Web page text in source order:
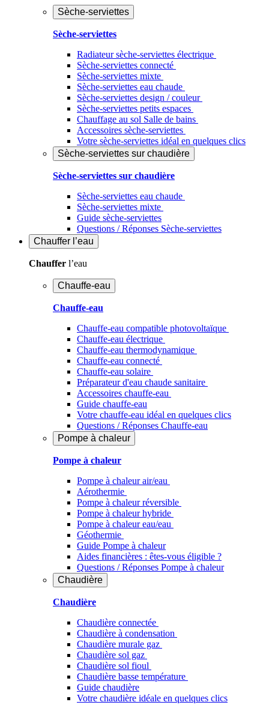
Sèche-serviettes
Sèche-serviettes
Radiateur sèche-serviettes électrique
Sèche-serviettes connecté
Sèche-serviettes mixte
Sèche-serviettes eau chaude
Sèche-serviettes design / couleur
Sèche-serviettes petits espaces
Chauffage au sol Salle de bains
Accessoires sèche-serviettes
Votre sèche-serviettes idéal en quelques clics
Sèche-serviettes sur chaudière
Sèche-serviettes sur chaudière
Sèche-serviettes eau chaude
Sèche-serviettes mixte
Guide sèche-serviettes
Questions / Réponses Sèche-serviettes
Chauffer l’eau
Chauffer l’eau
Chauffe-eau
Chauffe-eau
Chauffe-eau compatible photovoltaïque
Chauffe-eau électrique
Chauffe-eau thermodynamique
Chauffe-eau connecté
Chauffe-eau solaire
Préparateur d'eau chaude sanitaire
Accessoires chauffe-eau
Guide chauffe-eau
Votre chauffe-eau idéal en quelques clics
Questions / Réponses Chauffe-eau
Pompe à chaleur
Pompe à chaleur
Pompe à chaleur air/eau
Aérothermie
Pompe à chaleur réversible
Pompe à chaleur hybride
Pompe à chaleur​ eau/eau
Géothermie
Guide Pompe à chaleur
Aides financières : êtes-vous éligible ?
Questions / Réponses Pompe à chaleur
Chaudière
Chaudière
Chaudière connectée
Chaudière à condensation
Chaudière murale gaz
Chaudière sol gaz
Chaudière sol fioul
Chaudière basse température
Guide chaudière
Votre chaudière idéale en quelques clics